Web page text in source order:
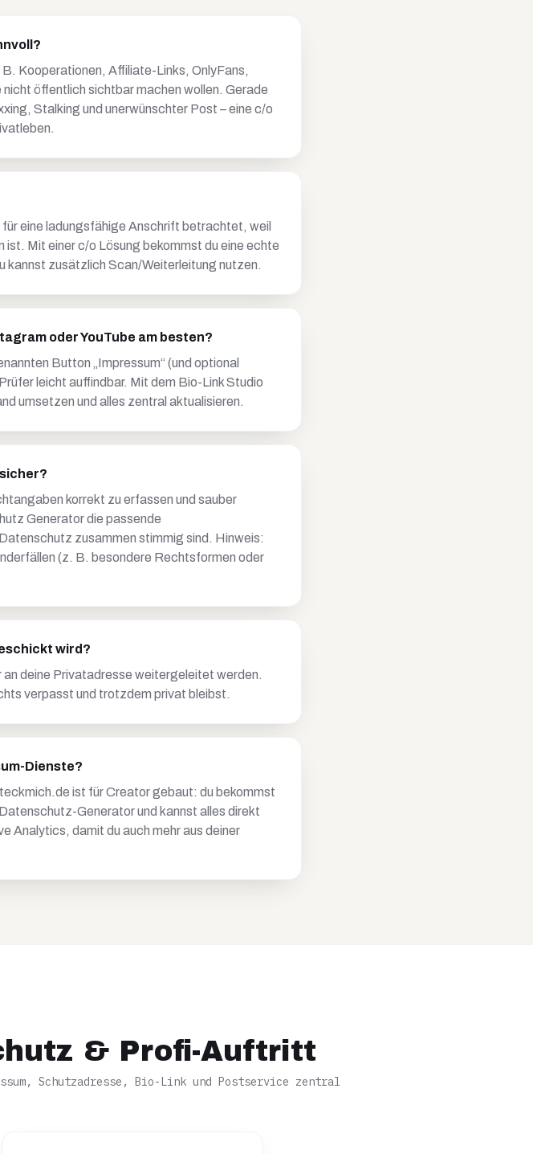
Kooperationen, Affiliate-Links, OnlyFans,
öffentlich sichtbar machen wollen. Gerade
Stalking und unerwünschter Post – eine c/o
eine ladungsfähige Anschrift betrachtet, weil
ist. Mit einer c/o Lösung bekommst du eine echte
kannst zusätzlich Scan/Weiterleitung nutzen.
oder YouTube am besten?
Button „Impressum“ (und optional
leicht auffindbar. Mit dem Bio-Link Studio
umsetzen und alles zentral aktualisieren.
korrekt zu erfassen und sauber
Generator die passende
zusammen stimmig sind. Hinweis:
(z. B. besondere Rechtsformen oder
wird?
deine Privatadresse weitergeleitet werden.
verpasst und trotzdem privat bleibst.
Dienste?
ist für Creator gebaut: du bekommst
Generator und kannst alles direkt
Analytics, damit du auch mehr aus deiner
& Profi-Auftritt
Schutzadresse, Bio-Link und Postservice zentral